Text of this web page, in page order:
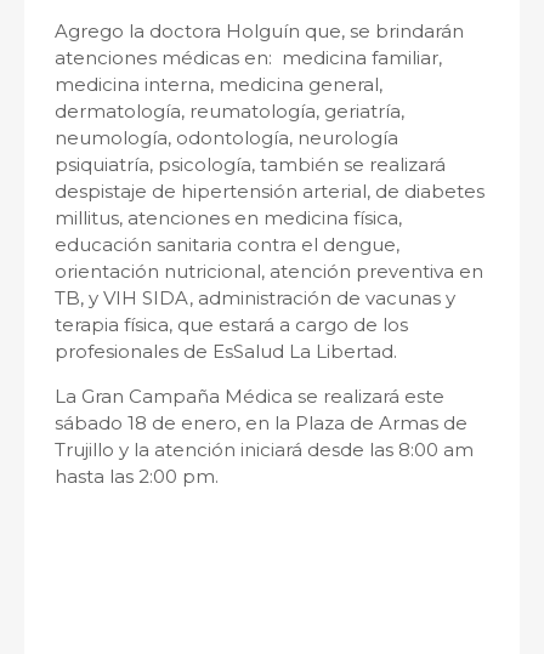
Agrego la doctora Holguín que, se brindarán
atenciones médicas en: medicina familiar,
medicina interna, medicina general,
dermatología, reumatología, geriatría,
neumología, odontología, neurología
psiquiatría, psicología, también se realizará
despistaje de hipertensión arterial, de diabetes
millitus, atenciones en medicina física,
educación sanitaria contra el dengue,
orientación nutricional, atención preventiva en
TB, y VIH SIDA, administración de vacunas y
terapia física, que estará a cargo de los
profesionales de EsSalud La Libertad.
La Gran Campaña Médica se realizará este
sábado 18 de enero, en la Plaza de Armas de
Trujillo y la atención iniciará desde las 8:00 am
hasta las 2:00 pm.